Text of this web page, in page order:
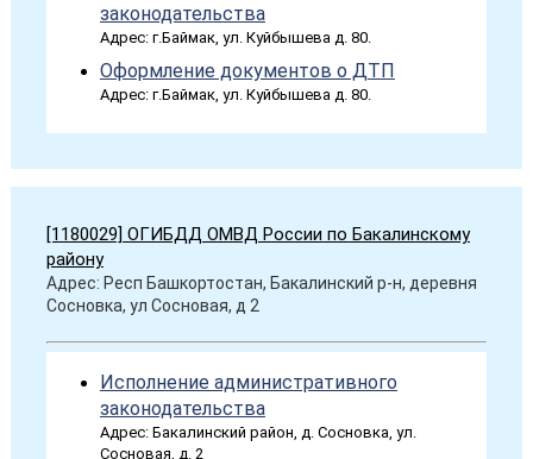
законодательства
Адрес: г.Баймак, ул. Куйбышева д. 80.
Оформление документов о ДТП
Адрес: г.Баймак, ул. Куйбышева д. 80.
[1180029] ОГИБДД ОМВД России по Бакалинскому
району
Адрес: Респ Башкортостан, Бакалинский р-н, деревня
Сосновка, ул Сосновая, д 2
Исполнение административного
законодательства
Адрес: Бакалинский район, д. Сосновка, ул.
Сосновая, д. 2